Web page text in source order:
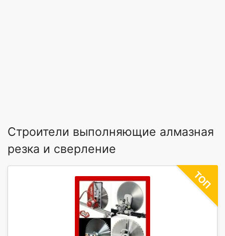
Строители выполняющие алмазная
резка и сверление